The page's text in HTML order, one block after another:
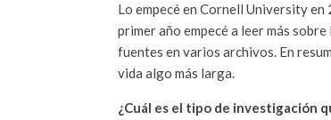
Lo empecé en Cornell University
primer año empecé a leer más
fuentes en varios archivos. En
vida algo más larga.
¿Cuál es el tipo de investigación